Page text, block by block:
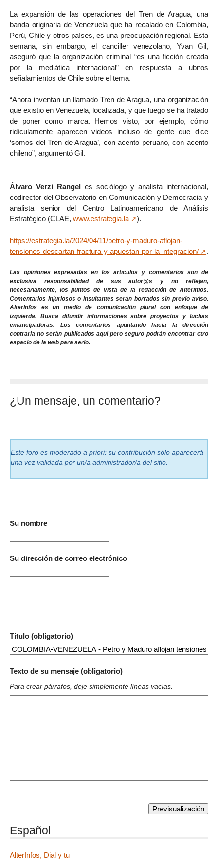
La expansión de las operaciones del Tren de Aragua, una
banda originaria de Venezuela que ha recalado en Colombia,
Perú, Chile y otros países, es una preocupación regional. Esta
semana, sin embargo, el canciller venezolano, Yvan Gil,
aseguró que la organización criminal “es una ficción creada
por la mediática internacional” en respuesta a ubnos
señalamientos de Chile sobre el tema.
“Ahora inventan un llamado Tren de Aragua, una organización
que existió en Venezuela, localizada, y que luego se ha tratado
de poner como marca. Hemos visto, por ejemplo, cómo
ridículamente aparecen videos incluso de gente que dice
‘somos del Tren de Aragua’, con acento peruano, con acento
chileno”, argumentó Gil.
Álvaro Verzi Rangel es sociólogo y analista internacional,
codirector del Observatorio en Comunicación y Democracia y
analista senior del Centro Latinoamericano de Análisis
Estratégico (CLAE, www.estrategia.la ).
https://estrategia.la/2024/04/11/petro-y-maduro-aflojan-
tensiones-descartan-fractura-y-apuestan-por-la-integracion/
.
Las opiniones expresadas en los artículos y comentarios son de
exclusiva responsabilidad de sus autor@s y no reflejan,
necesariamente, los puntos de vista de la redacción de AlterInfos.
Comentarios injuriosos o insultantes serán borrados sin previo aviso.
AlterInfos es un medio de comunicación plural con enfoque de
izquierda. Busca difundir informaciones sobre proyectos y luchas
emancipadoras. Los comentarios apuntando hacia la dirección
contraria no serán publicados aquí pero seguro podrán encontrar otro
espacio de la web para serlo.
¿Un mensaje, un comentario?
Este foro es moderado a priori: su contribución sólo aparecerá
una vez validada por un/a administrador/a del sitio.
Su nombre
Su dirección de correo electrónico
Título (obligatorio)
Texto de su mensaje (obligatorio)
Para crear párrafos, deje simplemente líneas vacías.
Español
AlterInfos, Dial y tu